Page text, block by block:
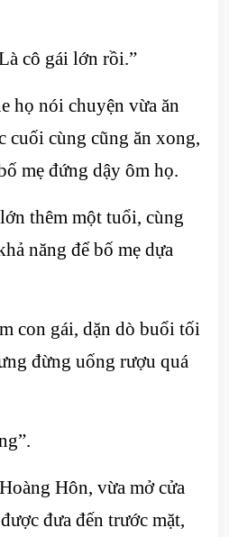
cô gái lớn rồi.”
họ nói chuyện vừa ăn
cuối cùng cũng ăn xong,
mẹ đứng dậy ôm họ.
thêm một tuổi, cùng
năng để bố mẹ dựa
con gái, dặn dò buổi tối
đừng uống rượu quá
Hôn, vừa mở cửa
đưa đến trước mặt,